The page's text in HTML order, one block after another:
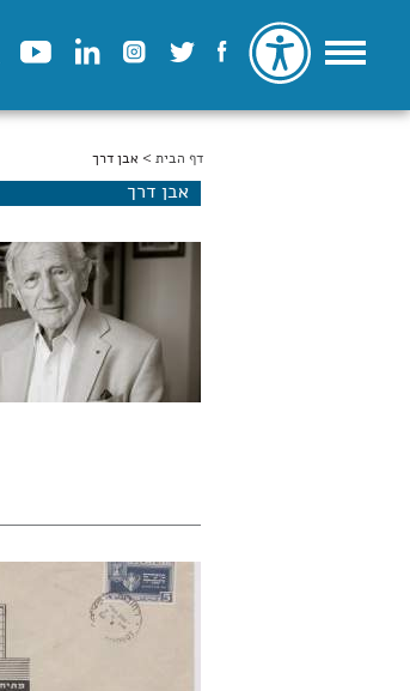
הינך נמצא כאן
דף הבית > אבן דרך
אבן דרך